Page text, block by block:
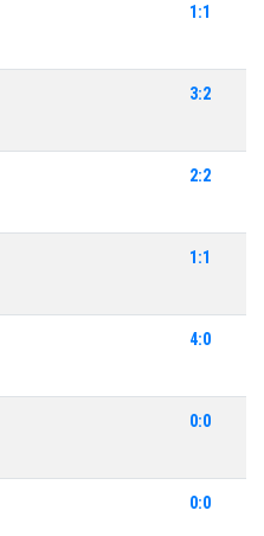
1:1
3:2
2:2
1:1
4:0
0:0
0:0